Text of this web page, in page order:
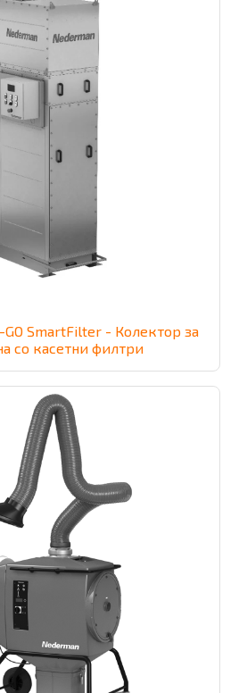
GO SmartFilter - Колектор за
со касетни филтри